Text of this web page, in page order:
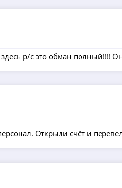
р/с это обман полный!!!!
Открыли счёт и